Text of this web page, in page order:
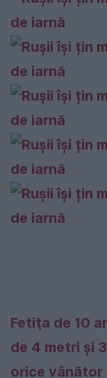
Fetiţa de 10
de 4 metri şi
orice vânător